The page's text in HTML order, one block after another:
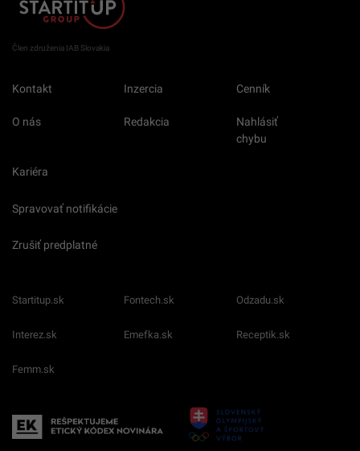
Člen združenia IAB Slovakia
Kontakt Inzercia Cenník
O nás Redakcia
Nahlásiť
chybu
Kariéra
Spravovať notifikácie
Zrušiť predplatné
Startitup.sk Fontech.sk Odzadu.sk
Interez.sk Emefka.sk Receptik.sk
Femm.sk